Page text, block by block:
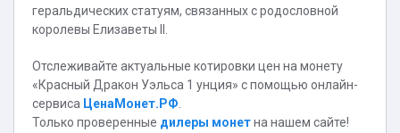
геральдических статуям, связанных с родословной
королевы Елизаветы II.
Отслеживайте актуальные котировки цен на монету
«Красный Дракон Уэльса 1 унция» с помощью онлайн-
сервиса ЦенаМонет.РФ
Только проверенные дилеры монетна нашем сайте!